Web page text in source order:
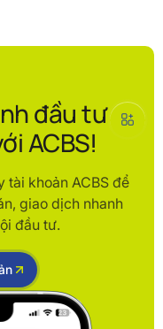
đầu tư
ACBS!
tài khoản ACBS để
giao dịch nhanh
đầu tư.